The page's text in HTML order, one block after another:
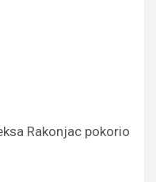
Rakonjac pokorio